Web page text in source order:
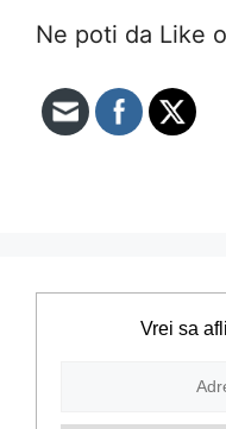
Ne poti da Like
Vrei sa